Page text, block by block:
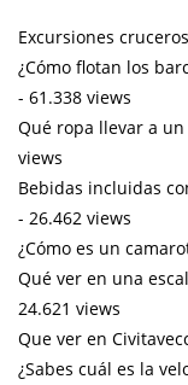
Excursiones cruceros
¿Cómo flotan los
- 61.338 views
Qué ropa llevar a
views
Bebidas incluidas
- 26.462 views
¿Cómo es un
Qué ver en una
24.621 views
Que ver en
¿Sabes cuál es la